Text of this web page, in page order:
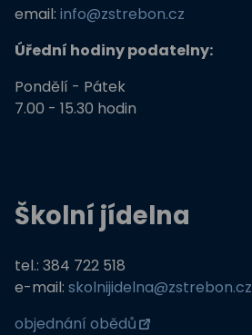
email: info@zstrebon.cz
Úřední hodiny podatelny:
Pondělí - Pátek
7.00 - 15.30 hodin
Školní jídelna
tel.: 384 722 518
e-mail: skolnijidelna@zstrebon.cz
objednání obědů